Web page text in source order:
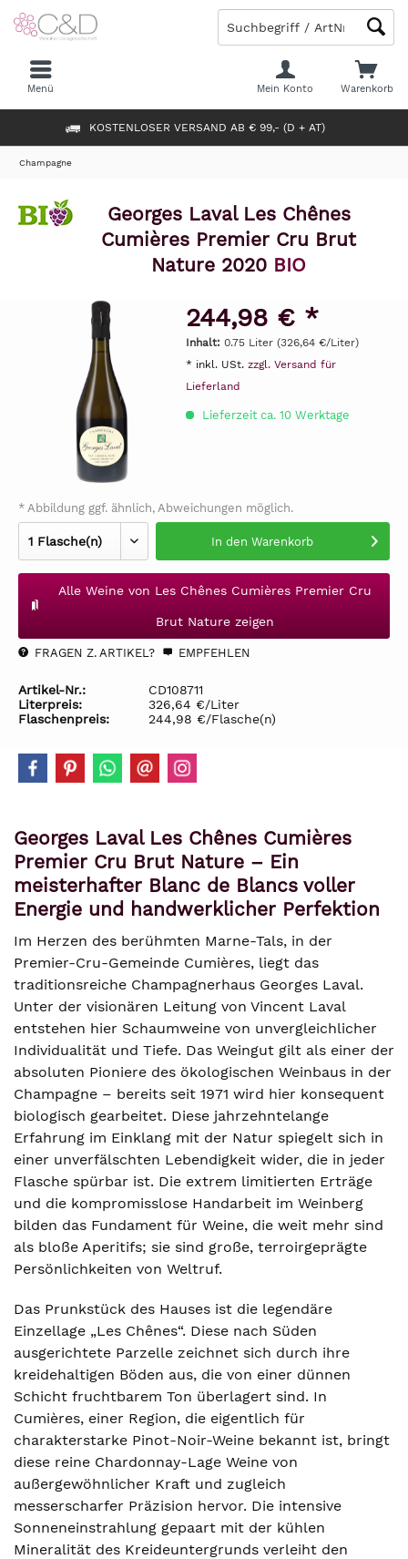
KOSTENLOSER VERSAND AB € 99,- (D + AT)
Warenkorb
Mein Konto
Menü
Champagne
Georges Laval Les Chênes
Cumières Premier Cru Brut
Nature 2020 BIO
244,98 € *
Inhalt: 0.75 Liter (326,64 €/Liter)
* inkl. USt. zzgl. Versand für
Lieferland
Lieferzeit ca. 10 Werktage
* Abbildung ggf. ähnlich, Abweichungen möglich.
In den Warenkorb
Alle Weine von Les Chênes Cumières Premier Cru
Brut Nature zeigen
FRAGEN Z. ARTIKEL? EMPFEHLEN
Artikel-Nr.:
CD108711
Literpreis:
326,64 €/Liter
Flaschenpreis:
244,98 €/Flasche(n)
Georges Laval Les Chênes Cumières
Premier Cru Brut Nature – Ein
meisterhafter Blanc de Blancs voller
Energie und handwerklicher Perfektion
Im Herzen des berühmten Marne-Tals, in der
Premier-Cru-Gemeinde Cumières, liegt das
traditionsreiche Champagnerhaus Georges Laval.
Unter der visionären Leitung von Vincent Laval
entstehen hier Schaumweine von unvergleichlicher
Individualität und Tiefe. Das Weingut gilt als einer der
absoluten Pioniere des ökologischen Weinbaus in der
Champagne – bereits seit 1971 wird hier konsequent
biologisch gearbeitet. Diese jahrzehntelange
Erfahrung im Einklang mit der Natur spiegelt sich in
einer unverfälschten Lebendigkeit wider, die in jeder
Flasche spürbar ist. Die extrem limitierten Erträge
und die kompromisslose Handarbeit im Weinberg
bilden das Fundament für Weine, die weit mehr sind
als bloße Aperitifs; sie sind große, terroirgeprägte
Persönlichkeiten von Weltruf.
Das Prunkstück des Hauses ist die legendäre
Einzellage „Les Chênes“. Diese nach Süden
ausgerichtete Parzelle zeichnet sich durch ihre
kreidehaltigen Böden aus, die von einer dünnen
Schicht fruchtbarem Ton überlagert sind. In
Cumières, einer Region, die eigentlich für
charakterstarke Pinot-Noir-Weine bekannt ist, bringt
diese reine Chardonnay-Lage Weine von
außergewöhnlicher Kraft und zugleich
messerscharfer Präzision hervor. Die intensive
Sonneneinstrahlung gepaart mit der kühlen
Mineralität des Kreideuntergrunds verleiht den